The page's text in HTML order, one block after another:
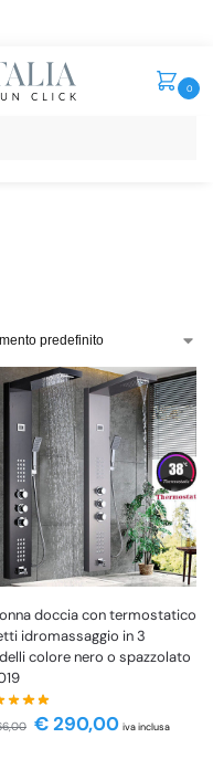
0
doccia con termostatico
idromassaggio in 3
colore nero o spazzolato
€290,00 iva inclusa